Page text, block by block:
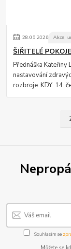
28.05.2026 Akce,
ŠIŘITELÉ POKOJE
Přednáška Kateřiny
nastavování
rozbroje. KDY: 14.
Souhlasím se